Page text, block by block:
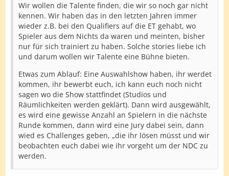
Wir wollen die Talente finden, die wir so noch gar nicht
kennen. Wir haben das in den letzten Jahren immer
wieder z.B. bei den Qualifiers auf die ET gehabt, wo
Spieler aus dem Nichts da waren und meinten, bisher
nur für sich trainiert zu haben. Solche stories liebe ich
und darum wollen wir Talente eine Bühne bieten.
Etwas zum Ablauf: Eine Auswahlshow haben, ihr werdet
kommen, ihr bewerbt euch, ich kann euch noch nicht
sagen wo die Show stattfindet (Studios und
Räumlichkeiten werden geklärt). Dann wird ausgewählt,
es wird eine gewisse Anzahl an Spielern in die nächste
Runde kommen, dann wird eine Jury dabei sein, dann
wied es Challenges geben, „die ihr lösen müsst und wir
beobachten euch dabei wie ihr vorgeht um der NDC zu
werden.